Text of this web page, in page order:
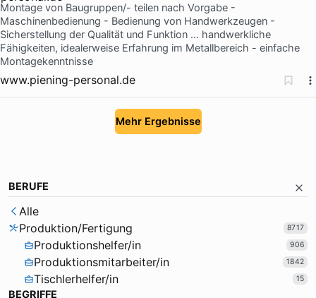
Montage von Baugruppen/- teilen nach Vorgabe -
Maschinenbedienung - Bedienung von Handwerkzeugen -
Sicherstellung der Qualität und Funktion … handwerkliche
Fähigkeiten, idealerweise Erfahrung im Metallbereich - einfache
Montagekenntnisse
www.piening-personal.de
Mehr Ergebnisse
BERUFE
Alle
Produktion/Fertigung
8717
Produktionshelfer/in 906
Produktionsmitarbeiter/in 1842
Tischlerhelfer/in 15
BEGRIFFE